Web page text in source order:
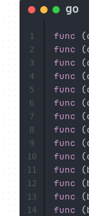
func (
func
(
func
(
func
(
func
(
func
(
func
(
func
(
func
(
func
(
func
(
func
(
func
(
func
(
1
2
3
4
5
6
7
8
9
10
11
12
13
14